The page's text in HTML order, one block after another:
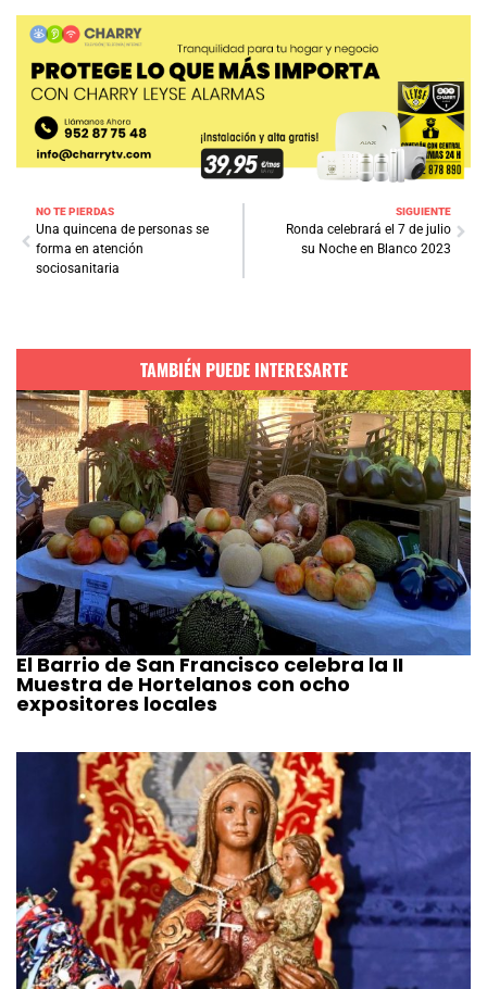
NO TE PIERDAS
Una quincena de personas se
forma en atención
sociosanitaria
SIGUIENTE
Ronda celebrará el 7 de julio
su Noche en Blanco 2023
TAMBIÉN PUEDE INTERESARTE
El Barrio de San Francisco celebra la II
Muestra de Hortelanos con ocho
expositores locales